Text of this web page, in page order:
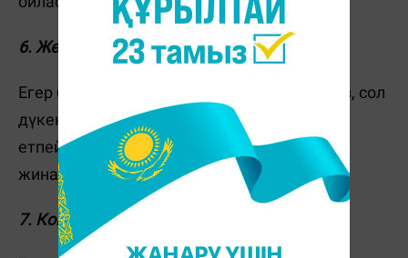
6. Жеңілдік картасын қолданыңыз
Егер бір дүкенге өте жиі баратын болсаңыз, сол
дүкеннің жеңілдік картасын алған артық
етпейді. Әдетте, мұндай карталарда бонус
жинауға болады.
7. Коммуналды шығындарды бақылаңыз